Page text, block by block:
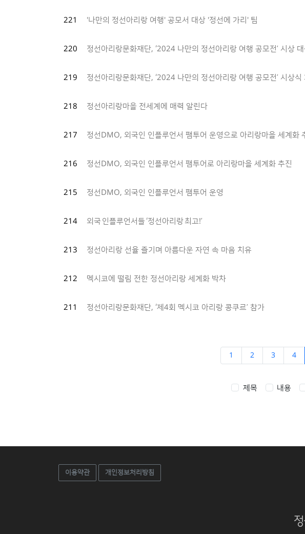
221 '나만의 정선아리랑 여행' 공모서 대상 '정선에 가리' 팀
220 정선아리랑문화재단, ‘2024 나만의 정선아리랑 여행 공모전’ 시상
219 정선아리랑문화재단, ‘2024 나만의 정선아리랑 여행 공모전’ 시상식
218 정선아리랑마을 전세계에 매력 알린다
217 정선DMO, 외국인 인플루언서 팸투어 운영으로 아리랑마을 세계화
216 정선DMO, 외국인 인플루언서 팸투어로 아리랑마을 세계화 추진
215 정선DMO, 외국인 인플루언서 팸투어 운영
214 외국 인플루언서들 ‘정선아리랑 최고!’
213 정선아리랑 선율 즐기며 아름다운 자연 속 마음 치유
212 멕시코에 떨림 전한 정선아리랑 세계화 박차
211 정선아리랑문화재단, ‘제4회 멕시코 아리랑 콩쿠르’ 참가
1 2 3 4
제목 내용
이용약관 개인정보처리방침